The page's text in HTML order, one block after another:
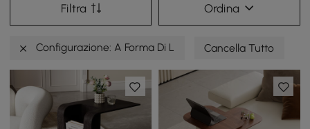
Filtra Ordina
Configurazione: A Forma Di L Cancella Tutto